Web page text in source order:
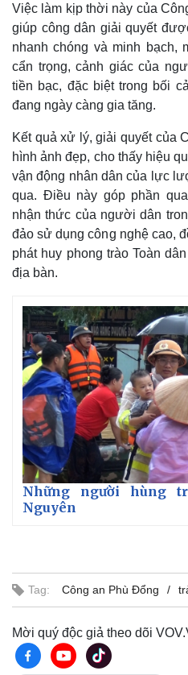
Việc làm kịp thời này của
giúp công dân giải quyết
nhanh chóng và minh bạch,
cẩn trọng, cảnh giác của
tiền bạc, đặc biệt trong bối
đang ngày càng gia tăng.
Kết quả xử lý, giải quyết của
hình ảnh đẹp, cho thấy hiệu
vận động nhân dân của lực
qua. Điều này góp phần
nhận thức của người dân
đảo sử dụng công nghệ cao,
phát huy phong trào Toàn
địa bàn.
Những người hùng
Nguyên
Tag: Công an Phù Đổng
Mời quý độc giả theo dõi